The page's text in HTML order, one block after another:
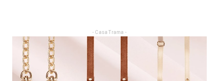
- Casa Trama -